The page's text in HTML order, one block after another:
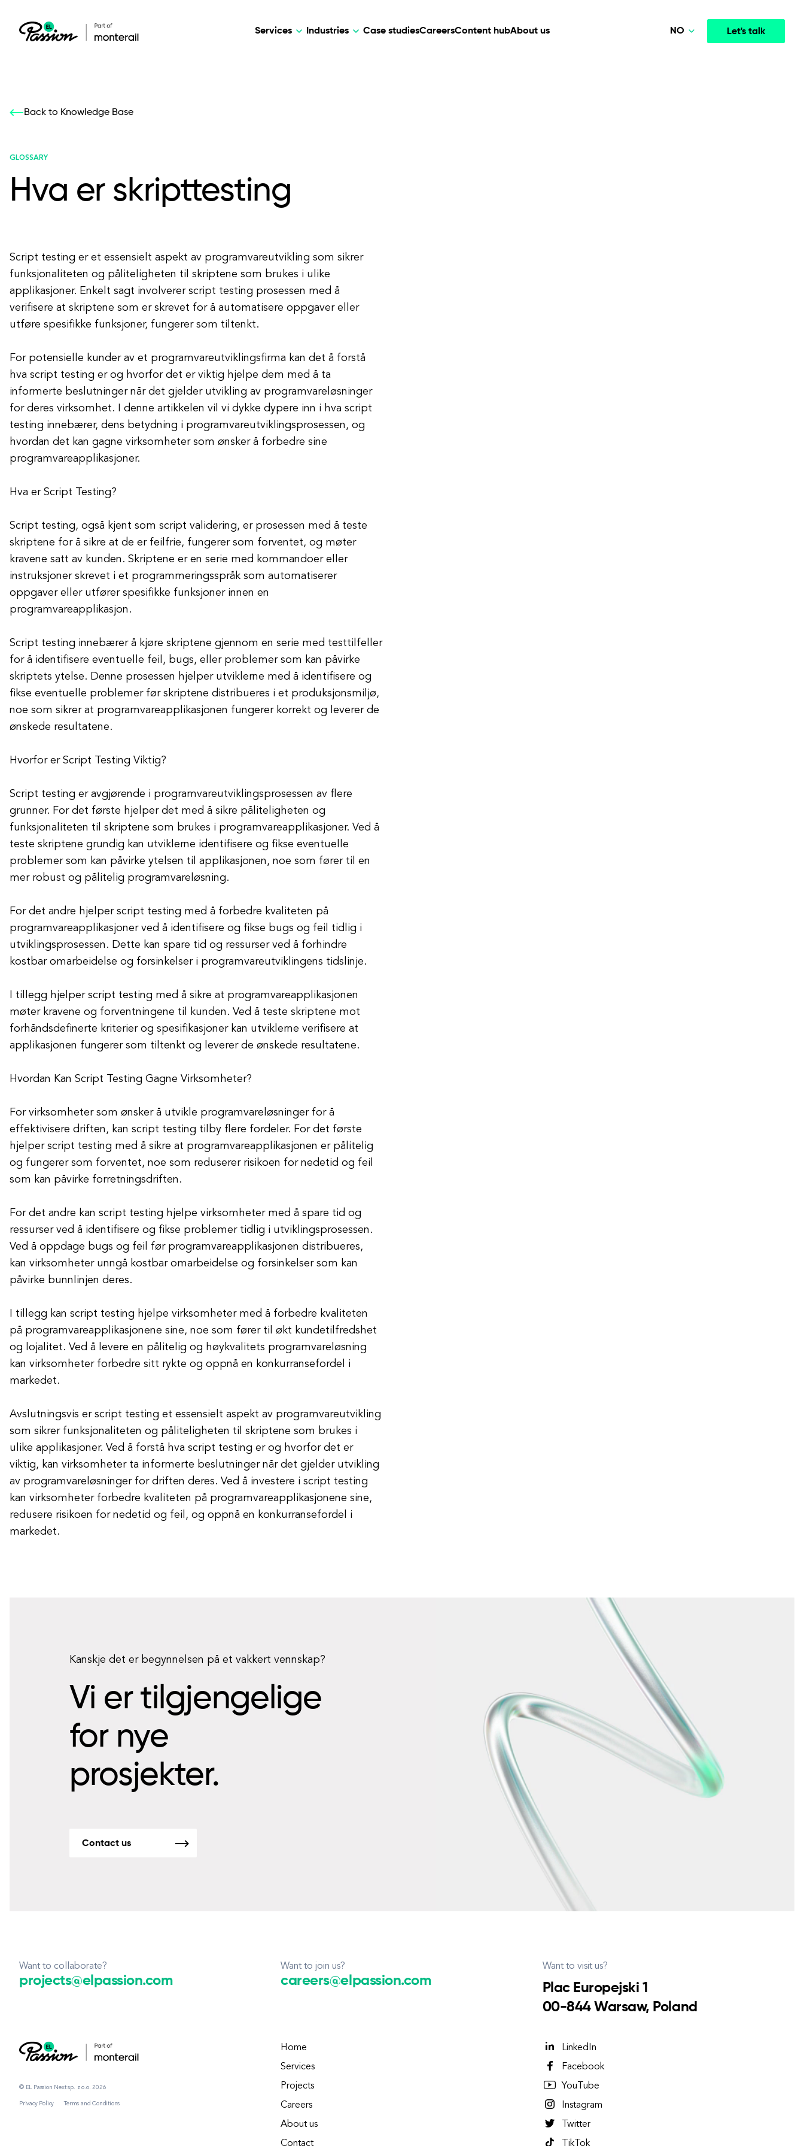
Services
Our services: build,
All services
Industries
Our services: build,
Case studiesCareersContent hubAbout us Let's talk
NO
Back to Knowledge Base
GLOSSARY
Hva er skripttesting
Script testing er et essensielt aspekt av programvareutvikling som sikrer
funksjonaliteten og påliteligheten til skriptene som brukes i ulike
applikasjoner. Enkelt sagt involverer script testing prosessen med å
verifisere at skriptene som er skrevet for å automatisere oppgaver eller
utføre spesifikke funksjoner, fungerer som tiltenkt.
For potensielle kunder av et programvareutviklingsfirma kan det å forstå
hva script testing er og hvorfor det er viktig hjelpe dem med å ta
informerte beslutninger når det gjelder utvikling av programvareløsninger
for deres virksomhet. I denne artikkelen vil vi dykke dypere inn i hva script
testing innebærer, dens betydning i programvareutviklingsprosessen, og
hvordan det kan gagne virksomheter som ønsker å forbedre sine
programvareapplikasjoner.
Hva er Script Testing?
Script testing, også kjent som script validering, er prosessen med å teste
skriptene for å sikre at de er feilfrie, fungerer som forventet, og møter
kravene satt av kunden. Skriptene er en serie med kommandoer eller
instruksjoner skrevet i et programmeringsspråk som automatiserer
oppgaver eller utfører spesifikke funksjoner innen en
programvareapplikasjon.
Script testing innebærer å kjøre skriptene gjennom en serie med testtilfeller
for å identifisere eventuelle feil, bugs, eller problemer som kan påvirke
skriptets ytelse. Denne prosessen hjelper utviklerne med å identifisere og
fikse eventuelle problemer før skriptene distribueres i et produksjonsmiljø,
noe som sikrer at programvareapplikasjonen fungerer korrekt og leverer de
ønskede resultatene.
Hvorfor er Script Testing Viktig?
Script testing er avgjørende i programvareutviklingsprosessen av flere
grunner. For det første hjelper det med å sikre påliteligheten og
funksjonaliteten til skriptene som brukes i programvareapplikasjoner. Ved å
teste skriptene grundig kan utviklerne identifisere og fikse eventuelle
problemer som kan påvirke ytelsen til applikasjonen, noe som fører til en
mer robust og pålitelig programvareløsning.
For det andre hjelper script testing med å forbedre kvaliteten på
programvareapplikasjoner ved å identifisere og fikse bugs og feil tidlig i
utviklingsprosessen. Dette kan spare tid og ressurser ved å forhindre
kostbar omarbeidelse og forsinkelser i programvareutviklingens tidslinje.
I tillegg hjelper script testing med å sikre at programvareapplikasjonen
møter kravene og forventningene til kunden. Ved å teste skriptene mot
forhåndsdefinerte kriterier og spesifikasjoner kan utviklerne verifisere at
applikasjonen fungerer som tiltenkt og leverer de ønskede resultatene.
Hvordan Kan Script Testing Gagne Virksomheter?
For virksomheter som ønsker å utvikle programvareløsninger for å
effektivisere driften, kan script testing tilby flere fordeler. For det første
hjelper script testing med å sikre at programvareapplikasjonen er pålitelig
og fungerer som forventet, noe som reduserer risikoen for nedetid og feil
som kan påvirke forretningsdriften.
For det andre kan script testing hjelpe virksomheter med å spare tid og
ressurser ved å identifisere og fikse problemer tidlig i utviklingsprosessen.
Ved å oppdage bugs og feil før programvareapplikasjonen distribueres,
kan virksomheter unngå kostbar omarbeidelse og forsinkelser som kan
påvirke bunnlinjen deres.
I tillegg kan script testing hjelpe virksomheter med å forbedre kvaliteten
på programvareapplikasjonene sine, noe som fører til økt kundetilfredshet
og lojalitet. Ved å levere en pålitelig og høykvalitets programvareløsning
kan virksomheter forbedre sitt rykte og oppnå en konkurransefordel i
markedet.
Avslutningsvis er script testing et essensielt aspekt av programvareutvikling
som sikrer funksjonaliteten og påliteligheten til skriptene som brukes i
ulike applikasjoner. Ved å forstå hva script testing er og hvorfor det er
viktig, kan virksomheter ta informerte beslutninger når det gjelder utvikling
av programvareløsninger for driften deres. Ved å investere i script testing
kan virksomheter forbedre kvaliteten på programvareapplikasjonene sine,
redusere risikoen for nedetid og feil, og oppnå en konkurransefordel i
markedet.
Kanskje det er begynnelsen på et vakkert vennskap?
Vi er tilgjengelige
for nye
prosjekter.
Contact us
Want to collaborate?
projects@elpassion.com
Want to join us?
careers@elpassion.com
Want to visit us?
Plac Europejski 1
00-844 Warsaw, Poland
© EL Passion Next sp. z o.o. 2026
Privacy Policy Terms and Conditions
Home
Services
Projects
Careers
About us
Contact
LinkedIn
Facebook
YouTube
Instagram
Twitter
TikTok